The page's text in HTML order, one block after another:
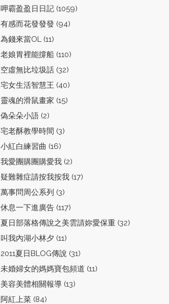
呷霸盈盈日日記 (1059)
有感而花發發發 (94)
為錢來當OL (11)
老娘胃裡能撐船 (110)
空虛無比垃圾話 (32)
宅女生活智慧王 (40)
靈魂的滑鼠畫家 (15)
偽朵朵小語 (2)
宅老酥教學時間 (3)
小紅白練習曲 (16)
我愛團購團購愛我 (2)
疑難雜症請按我按我 (17)
萬事問周公系列 (3)
休息一下進廣告 (117)
夏日部落格傳說之美雲請妳愛保重 (32)
叫我內湖小林夕 (11)
2011夏日BLOG傳說 (31)
未婚婦女的媽媽寶包頻道 (11)
美容美體相關報導 (13)
阿紅上菜 (84)